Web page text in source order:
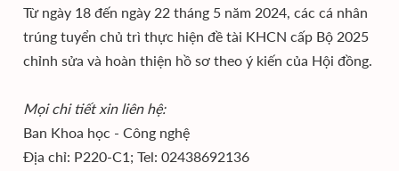
Từ ngày 18 đến ngày 22 tháng 5 năm 2024, các cá nhân
trúng tuyển chủ trì thực hiện đề tài KHCN cấp Bộ 2025
chỉnh sửa và hoàn thiện hồ sơ theo ý kiến của Hội đồng.
Mọi chi tiết xin liên hệ:
Ban Khoa học - Công nghệ
Địa chỉ: P220-C1; Tel: 02438692136